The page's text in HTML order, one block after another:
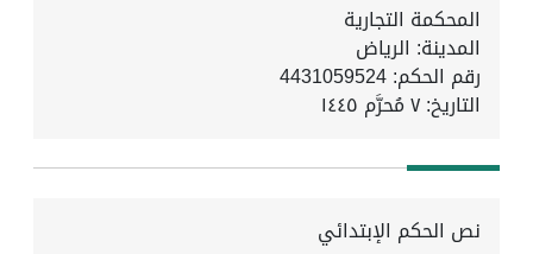
المحكمة التجارية
المدينة: الرياض
رقم الحكم: 4431059524
التاريخ:٧ مُحرَّم ١٤٤٥
نص الحكم الإبتدائي